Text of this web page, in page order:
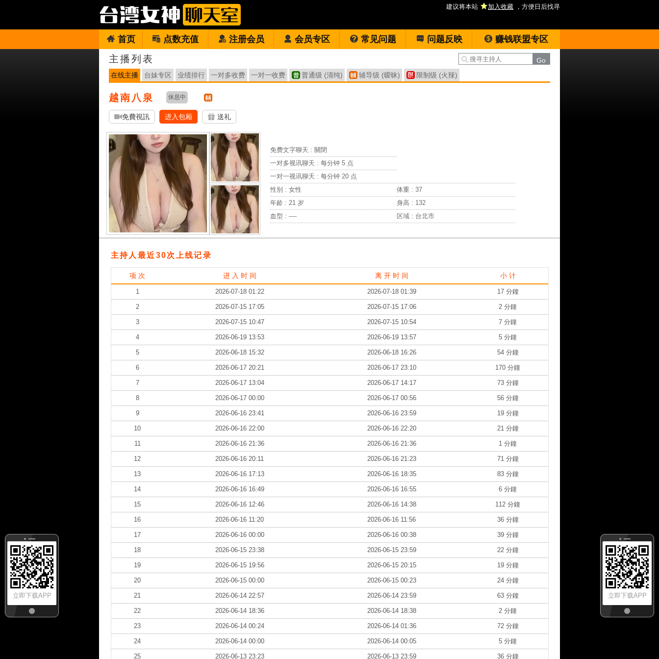
建议将本站 加入收藏 ，方便日后找寻
首页 点数充值 注册会员 会员专区 常见问题 问题反映 赚钱联盟专区
立即下载APP
立即下载APP
主播列表
在线主播 台妹专区 业绩排行 一对多收费 一对一收费 普通级 (清纯) 辅导级 (暧昧) 限制级 (火辣)
越南八泉 休息中
免費視訊 进入包厢 送礼
免费文字聊天 : 關閉
一对多视讯聊天 : 每分钟 5 点
一对一视讯聊天 : 每分钟 20 点
性别 : 女性
体重 : 37
年龄 : 21 岁
身高 : 132
血型 : ----
区域 : 台北市
主持人最近30次上线记录
项 次 进 入 时 间 离 开 时 间 小 计
1 2026-07-18 01:22 2026-07-18 01:39 17 分鐘
2 2026-07-15 17:05 2026-07-15 17:06 2 分鐘
3 2026-07-15 10:47 2026-07-15 10:54 7 分鐘
4 2026-06-19 13:53 2026-06-19 13:57 5 分鐘
5 2026-06-18 15:32 2026-06-18 16:26 54 分鐘
6 2026-06-17 20:21 2026-06-17 23:10 170 分鐘
7 2026-06-17 13:04 2026-06-17 14:17 73 分鐘
8 2026-06-17 00:00 2026-06-17 00:56 56 分鐘
9 2026-06-16 23:41 2026-06-16 23:59 19 分鐘
10 2026-06-16 22:00 2026-06-16 22:20 21 分鐘
11 2026-06-16 21:36 2026-06-16 21:36 1 分鐘
12 2026-06-16 20:11 2026-06-16 21:23 71 分鐘
13 2026-06-16 17:13 2026-06-16 18:35 83 分鐘
14 2026-06-16 16:49 2026-06-16 16:55 6 分鐘
15 2026-06-16 12:46 2026-06-16 14:38 112 分鐘
16 2026-06-16 11:20 2026-06-16 11:56 36 分鐘
17 2026-06-16 00:00 2026-06-16 00:38 39 分鐘
18 2026-06-15 23:38 2026-06-15 23:59 22 分鐘
19 2026-06-15 19:56 2026-06-15 20:15 19 分鐘
20 2026-06-15 00:00 2026-06-15 00:23 24 分鐘
21 2026-06-14 22:57 2026-06-14 23:59 63 分鐘
22 2026-06-14 18:36 2026-06-14 18:38 2 分鐘
23 2026-06-14 00:24 2026-06-14 01:36 72 分鐘
24 2026-06-14 00:00 2026-06-14 00:05 5 分鐘
25 2026-06-13 23:23 2026-06-13 23:59 36 分鐘